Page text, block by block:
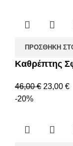
ΠΡΟΣΘΉΚΗ
Καθρέπτης
46,00€ 23,00 €
-20%